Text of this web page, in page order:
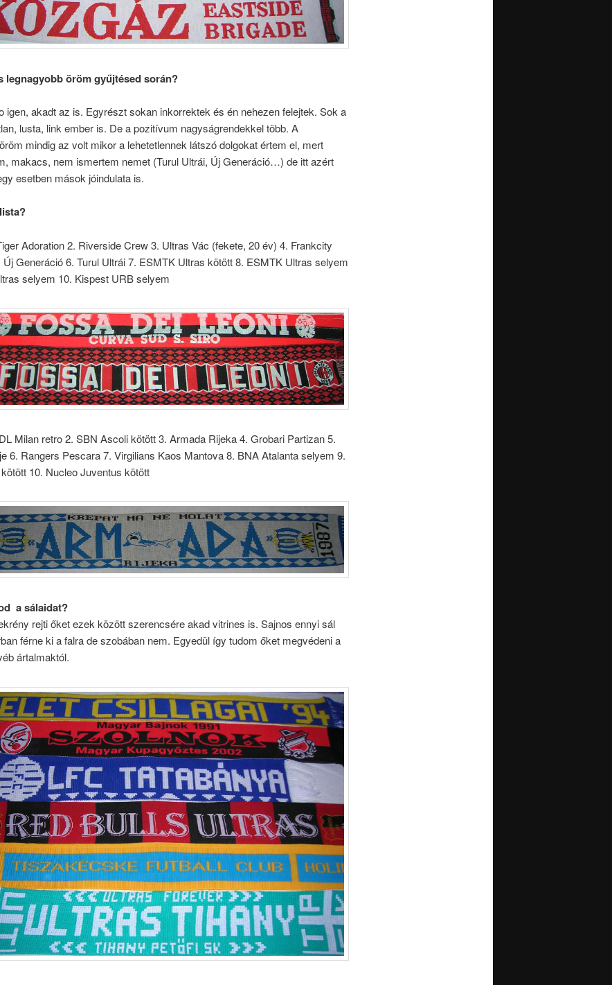
legnagyobb öröm gyűjtésed során?
igen, akadt az is. Egyrészt sokan inkorrektek és én nehezen felejtek. Sok a
lusta, link ember is. De a pozitívum nagyságrendekkel több. A
mindig az volt mikor a lehetetlennek látszó dolgokat értem el, mert
makacs, nem ismertem nemet (Turul Ultrái, Új Generáció…) de itt azért
esetben mások jóindulata is.
Adoration 2. Riverside Crew 3. Ultras Vác (fekete, 20 év) 4. Frankcity
Új Generáció 6. Turul Ultrái 7. ESMTK Ultras kötött 8. ESMTK Ultras selyem
selyem 10. Kispest URB selyem
Milan retro 2. SBN Ascoli kötött 3. Armada Rijeka 4. Grobari Partizan 5.
6. Rangers Pescara 7. Virgilians Kaos Mantova 8. BNA Atalanta selyem 9.
10. Nucleo Juventus kötött
a sálaidat?
rejti őket ezek között szerencsére akad vitrines is. Sajnos ennyi sál
férne ki a falra de szobában nem. Egyedül így tudom őket megvédeni a
ártalmaktól.